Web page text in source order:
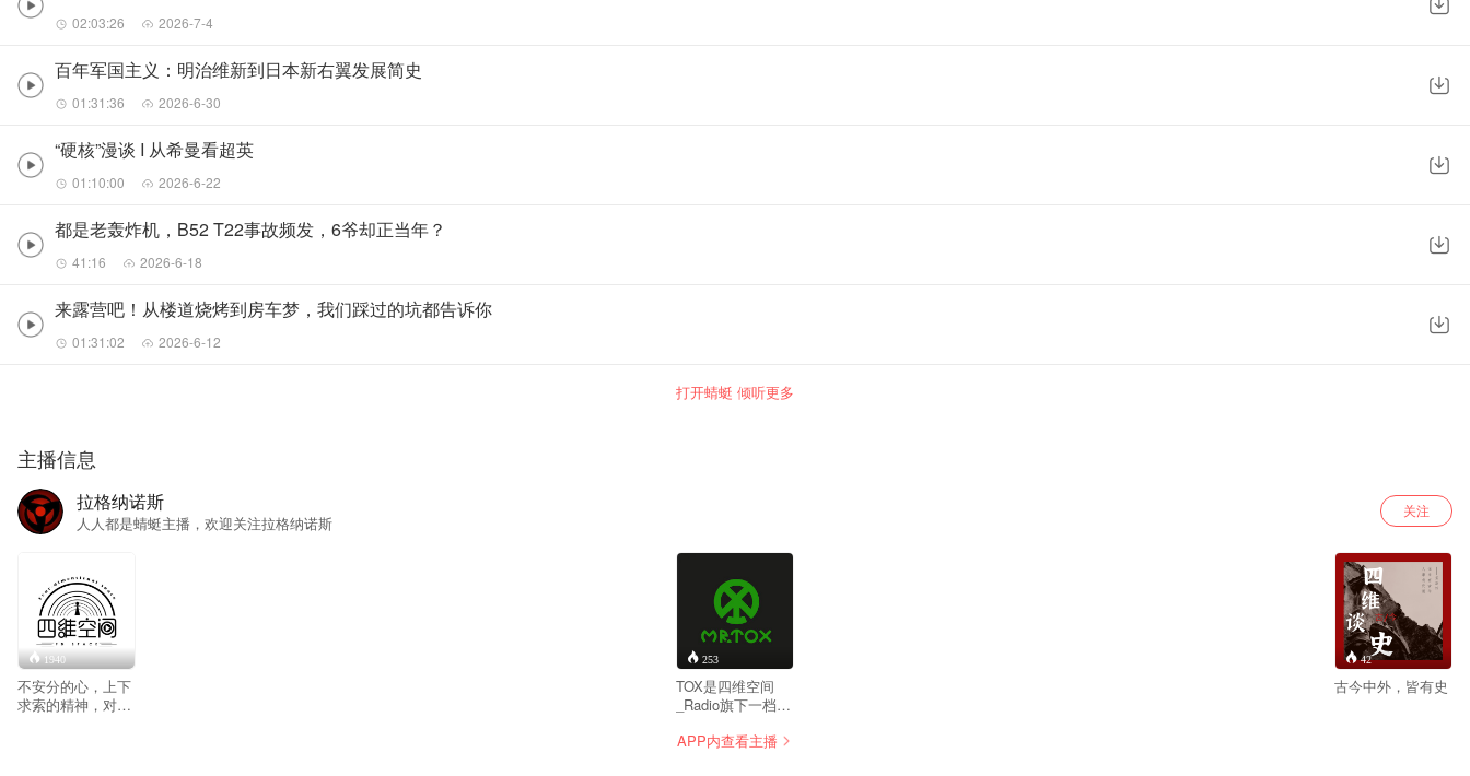
02:03:26 2026-7-4
百年军国主义：明治维新到日本新右翼发展简史
01:31:36 2026-6-30
“硬核”漫谈 I 从希曼看超英
01:10:00 2026-6-22
都是老轰炸机，B52 T22事故频发，6爷却正当年？
41:16 2026-6-18
来露营吧！从楼道烧烤到房车梦，我们踩过的坑都告诉你
01:31:02 2026-6-12
打开蜻蜓 倾听更多
主播信息
拉格纳诺斯
人人都是蜻蜓主播，欢迎关注拉格纳诺斯
关注
1940
不安分的心，上下
求索的精神，对快
253
TOX是四维空间
_Radio旗下一档，
并努力想御宅扩展
42
古今中外，皆有史
APP内查看主播